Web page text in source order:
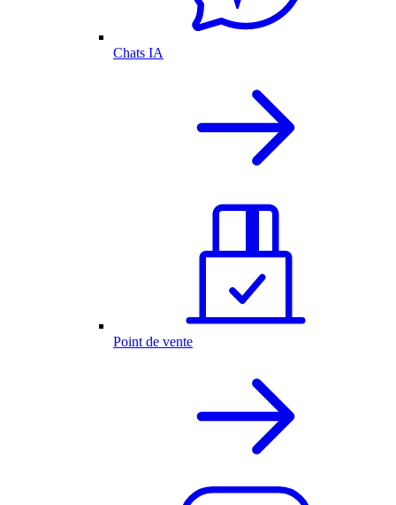
Chats IA
Point de vente